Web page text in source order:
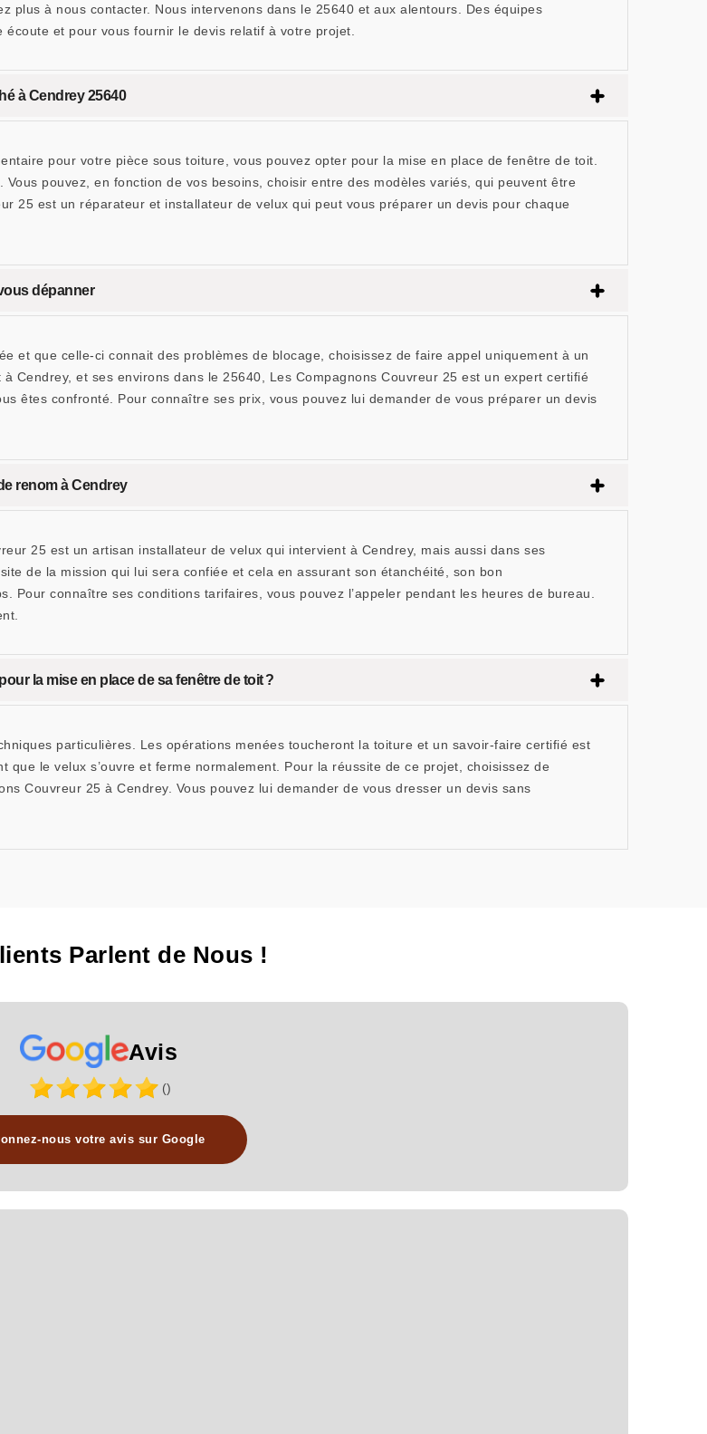
plus à nous contacter. Nous intervenons dans le 25640 et aux alentours. Des équipes
et pour vous fournir le devis relatif à votre projet.
à Cendrey 25640
pour votre pièce sous toiture, vous pouvez opter pour la mise en place de fenêtre de toit.
pouvez, en fonction de vos besoins, choisir entre des modèles variés, qui peuvent être
25 est un réparateur et installateur de velux qui peut vous préparer un devis pour chaque
dépanner
et que celle-ci connait des problèmes de blocage, choisissez de faire appel uniquement à un
Cendrey, et ses environs dans le 25640, Les Compagnons Couvreur 25 est un expert certifié
êtes confronté. Pour connaître ses prix, vous pouvez lui demander de vous préparer un devis
renom à Cendrey
25 est un artisan installateur de velux qui intervient à Cendrey, mais aussi dans ses
de la mission qui lui sera confiée et cela en assurant son étanchéité, son bon
Pour connaître ses conditions tarifaires, vous pouvez l’appeler pendant les heures de bureau.
la mise en place de sa fenêtre de toit ?
particulières. Les opérations menées toucheront la toiture et un savoir-faire certifié est
le velux s’ouvre et ferme normalement. Pour la réussite de ce projet, choisissez de
Couvreur 25 à Cendrey. Vous pouvez lui demander de vous dresser un devis sans
Parlent de Nous !
Avis
()
nous votre avis sur Google